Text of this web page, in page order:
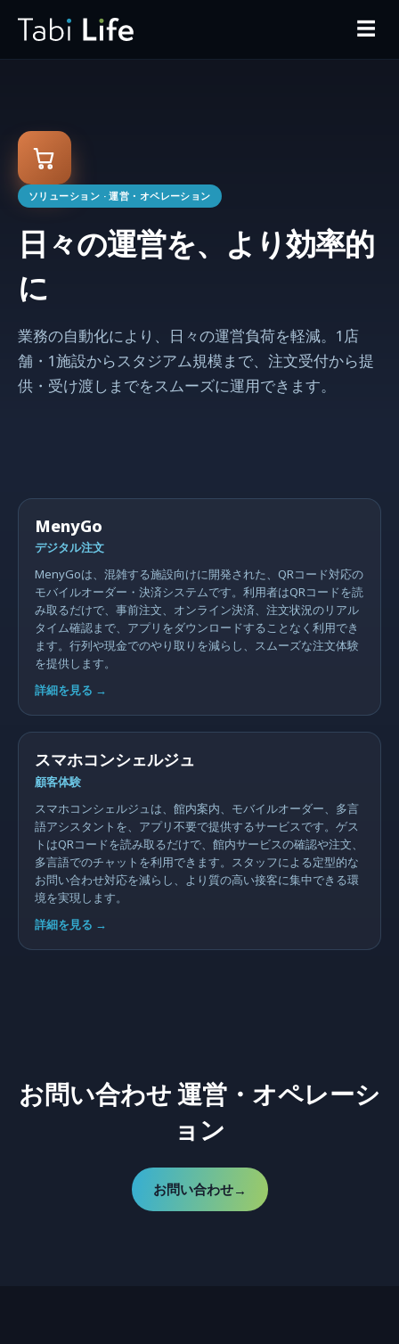
☰
ソリューション · 運営・オペレーション
日々の運営を、より効率的
に
業務の自動化により、日々の運営負荷を軽減。1店
舗・1施設からスタジアム規模まで、注文受付から提
供・受け渡しまでをスムーズに運用できます。
MenyGo
デジタル注文
MenyGoは、混雑する施設向けに開発された、QRコード対応の
モバイルオーダー・決済システムです。利用者はQRコードを読
み取るだけで、事前注文、オンライン決済、注文状況のリアル
タイム確認まで、アプリをダウンロードすることなく利用でき
ます。行列や現金でのやり取りを減らし、スムーズな注文体験
を提供します。
詳細を見る →
スマホコンシェルジュ
顧客体験
スマホコンシェルジュは、館内案内、モバイルオーダー、多言
語アシスタントを、アプリ不要で提供するサービスです。ゲス
トはQRコードを読み取るだけで、館内サービスの確認や注文、
多言語でのチャットを利用できます。スタッフによる定型的な
お問い合わせ対応を減らし、より質の高い接客に集中できる環
境を実現します。
詳細を見る →
お問い合わせ運営・オペレーシ
ョン
お問い合わせ→